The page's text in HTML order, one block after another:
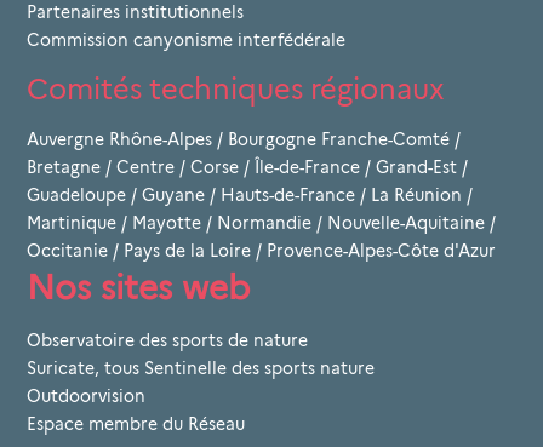
Partenaires institutionnels
Commission canyonisme interfédérale
Comités techniques régionaux
Auvergne Rhône-Alpes / Bourgogne Franche-Comté /
Bretagne / Centre / Corse / Île-de-France / Grand-Est /
Guadeloupe / Guyane / Hauts-de-France / La Réunion /
Martinique / Mayotte / Normandie / Nouvelle-Aquitaine /
Occitanie / Pays de la Loire / Provence-Alpes-Côte d'Azur
Nos sites web
Observatoire des sports de nature
Suricate, tous Sentinelle des sports nature
Outdoorvision
Espace membre du Réseau